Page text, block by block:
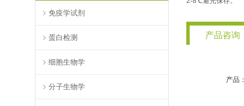
免疫学试剂
蛋白检测
细胞生物学
分子生物学
产品咨询
产品：